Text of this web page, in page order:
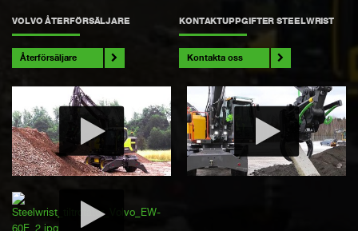
VOLVO ÅTERFÖRSÄLJARE
Återförsäljare
KONTAKTUPPGIFTER STEELWRIST
Kontakta oss